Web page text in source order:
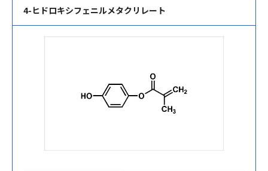
4-ヒドロキシフェニルメタクリレート